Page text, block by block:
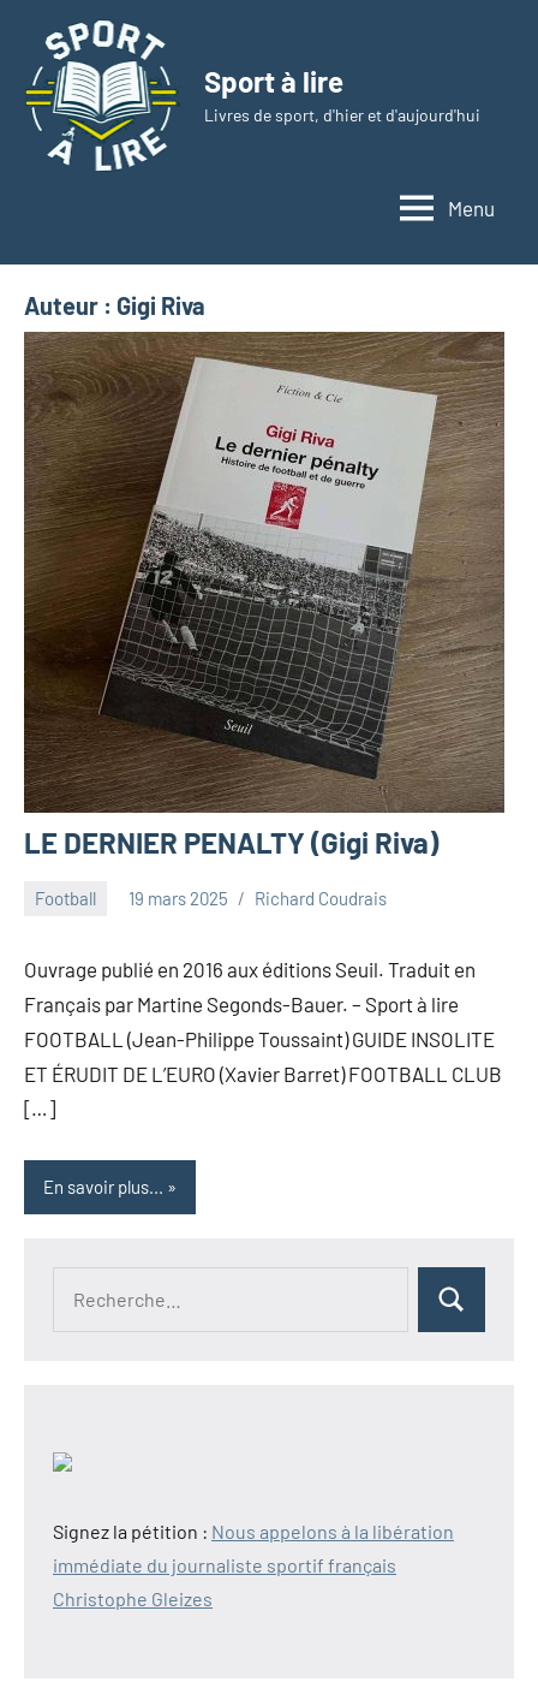
contenu
Sport à lire
Livres de sport, d'hier et d'aujourd'hui
Menu
Auteur : Gigi Riva
LE DERNIER PENALTY (Gigi Riva)
Football 19 mars 2025 Richard Coudrais
Ouvrage publié en 2016 aux éditions Seuil. Traduit en
Français par Martine Segonds-Bauer. – Sport à lire
FOOTBALL (Jean-Philippe Toussaint) GUIDE INSOLITE
ET ÉRUDIT DE L’EURO (Xavier Barret) FOOTBALL CLUB
[…]
En savoir plus...
Rechercher
Signez la pétition : Nous appelons à la libération
immédiate du journaliste sportif français
Christophe Gleizes